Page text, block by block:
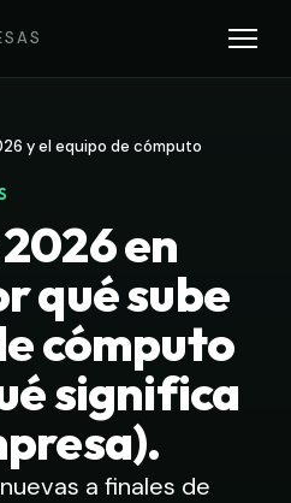
y el equipo de cómputo
en
qué sube
cómputo
significa
a finales de